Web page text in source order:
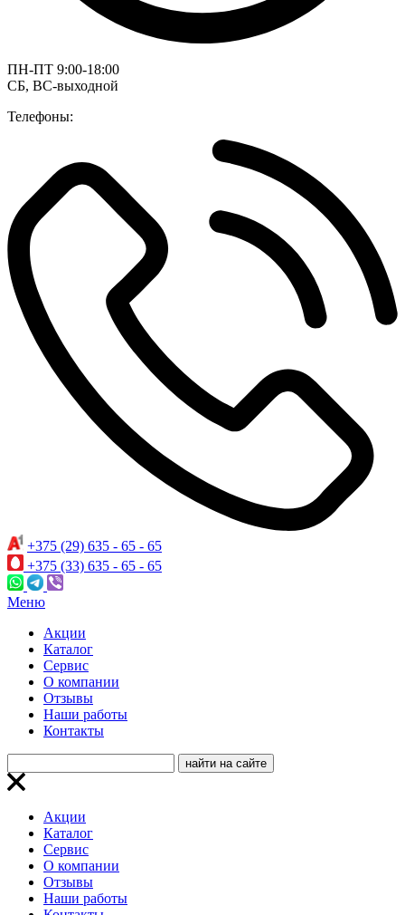
ПН-ПТ 9:00-18:00
СБ, ВС-выходной
Телефоны:
+375 (29) 635 - 65 - 65
+375 (33) 635 - 65 - 65
Меню
Акции
Каталог
Сервис
О компании
Отзывы
Наши работы
Контакты
Акции
Каталог
Сервис
О компании
Отзывы
Наши работы